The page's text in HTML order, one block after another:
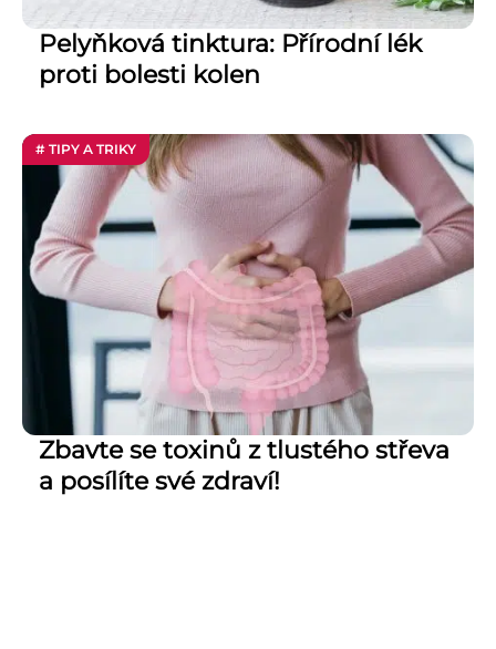
Pelyňková tinktura: Přírodní lék
proti bolesti kolen
# TIPY A TRIKY
Zbavte se toxinů z tlustého střeva
a posílíte své zdraví!